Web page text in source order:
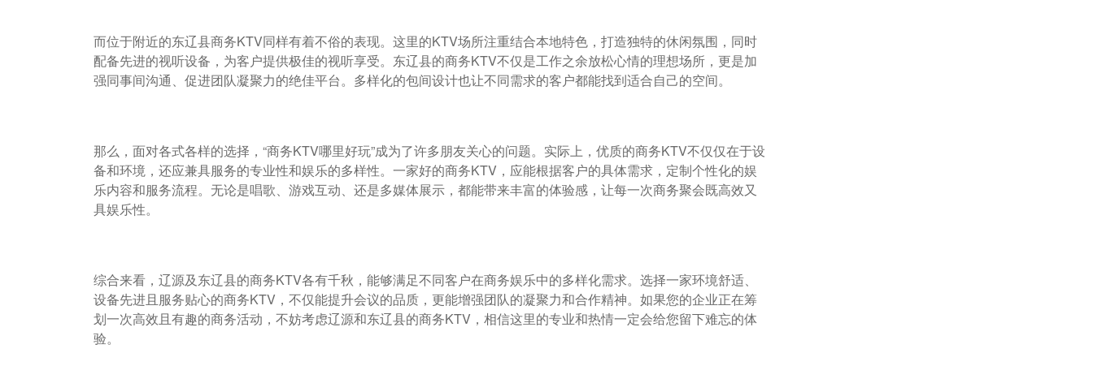
而位于附近的东辽县商务KTV同样有着不俗的表现。这里的KTV场所注重结合本地特色，打造独特的休闲氛围，同时
配备先进的视听设备，为客户提供极佳的视听享受。东辽县的商务KTV不仅是工作之余放松心情的理想场所，更是加
强同事间沟通、促进团队凝聚力的绝佳平台。多样化的包间设计也让不同需求的客户都能找到适合自己的空间。
那么，面对各式各样的选择，“商务KTV哪里好玩”成为了许多朋友关心的问题。实际上，优质的商务KTV不仅仅在于设
备和环境，还应兼具服务的专业性和娱乐的多样性。一家好的商务KTV，应能根据客户的具体需求，定制个性化的娱
乐内容和服务流程。无论是唱歌、游戏互动、还是多媒体展示，都能带来丰富的体验感，让每一次商务聚会既高效又
具娱乐性。
综合来看，辽源及东辽县的商务KTV各有千秋，能够满足不同客户在商务娱乐中的多样化需求。选择一家环境舒适、
设备先进且服务贴心的商务KTV，不仅能提升会议的品质，更能增强团队的凝聚力和合作精神。如果您的企业正在筹
划一次高效且有趣的商务活动，不妨考虑辽源和东辽县的商务KTV，相信这里的专业和热情一定会给您留下难忘的体
验。